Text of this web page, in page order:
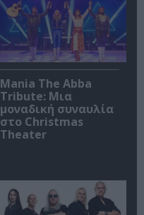
Mania The Abba
Tribute: Μια
μοναδική συναυλία
στο Christmas
Theater